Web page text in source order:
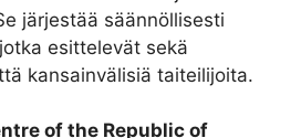
järjestää säännöllisesti
esittelevät sekä
kansainvälisiä taiteilijoita.
of the Republic of